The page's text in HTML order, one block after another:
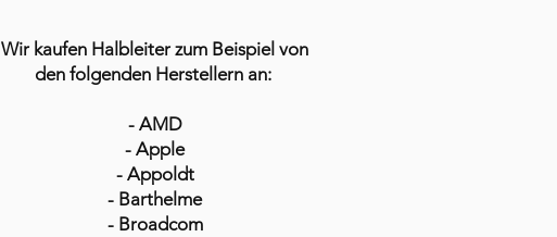
Wir kaufen Halbleiter zum Beispiel von
den folgenden Herstellern an:
- AMD
- Apple
- Appoldt
- Barthelme
- Broadcom